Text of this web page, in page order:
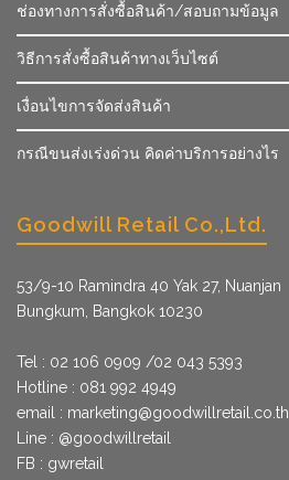
ช่องทางการสั่งซื้อสินค้า/สอบถามข้อมูล
วิธีการสั่งซื้อสินค้าทางเว็บไซต์
เงื่อนไขการจัดส่งสินค้า
กรณีขนส่งเร่งด่วน คิดค่าบริการอย่างไร
Goodwill Retail Co.,Ltd.
53/9­-10 Ramindra 40 Yak 27, Nuanjan
Bungkum, Bangkok 10230
Tel : 02 106 0909 /02 043 5393
Hotline : 081 992 4949
email : marketing@goodwillretail.co.th
Line : @goodwillretail
FB : gwretail